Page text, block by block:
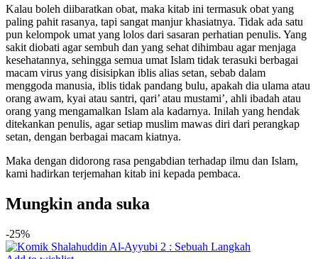
Kalau boleh diibaratkan obat, maka kitab ini termasuk obat yang
paling pahit rasanya, tapi sangat manjur khasiatnya. Tidak ada satu
pun kelompok umat yang lolos dari sasaran perhatian penulis. Yang
sakit diobati agar sembuh dan yang sehat dihimbau agar menjaga
kesehatannya, sehingga semua umat Islam tidak terasuki berbagai
macam virus yang disisipkan iblis alias setan, sebab dalam
menggoda manusia, iblis tidak pandang bulu, apakah dia ulama atau
orang awam, kyai atau santri, qari’ atau mustami’, ahli ibadah atau
orang yang mengamalkan Islam ala kadarnya. Inilah yang hendak
ditekankan penulis, agar setiap muslim mawas diri dari perangkap
setan, dengan berbagai macam kiatnya.
Maka dengan didorong rasa pengabdian terhadap ilmu dan Islam,
kami hadirkan terjemahan kitab ini kepada pembaca.
Mungkin anda suka
-25%